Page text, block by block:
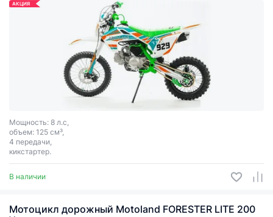
АКЦИЯ
Мощность: 8 л.с,
объем: 125 см³,
4 передачи,
кикстартер.
В наличии
Мотоцикл дорожный Motoland FORESTER LITE 200